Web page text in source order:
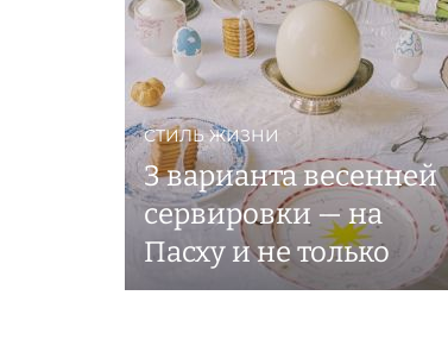
СТИЛЬ ЖИЗНИ
3 варианта весенней
сервировки — на
Пасху и не только